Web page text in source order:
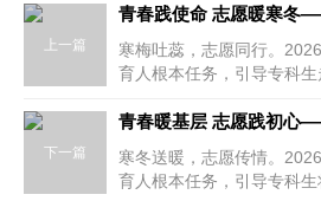
上一篇
寒梅吐蕊，志愿同行。
育人根本任务，引导专科生
下一篇
寒冬送暖，志愿传情。
育人根本任务，引导专科生